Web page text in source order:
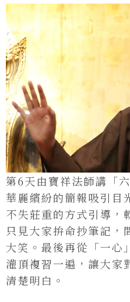
第6天由寶祥法師講「
華麗繽紛的簡報吸引目
不失莊重的方式引導，
只見大家拚命抄筆記，
大笑。最後再從「一心
灌頂複習一遍，讓大家
清楚明白。